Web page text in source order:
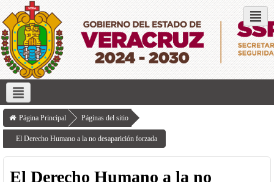
Inicio Servicios que ofrece
Página Principal Páginas del sitio
El Derecho Humano a la no desaparición forzada
El Derecho Humano a la no